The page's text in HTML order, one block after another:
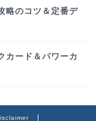
略のコツ＆定番デ
カード＆パワーカ